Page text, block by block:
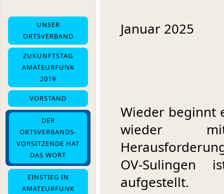
Wieder beginnt
wieder
OV-Sulingen
aufgestellt.
UNSER
ORTSVERBAND
ZUKUNFTSTAG
AMATEURFUNK
2019
VORSTAND
DER
ORTSVERBANDS-
VORSITZENDE HAT
DAS WORT
EINSTIEG IN
AMATEURFUNK